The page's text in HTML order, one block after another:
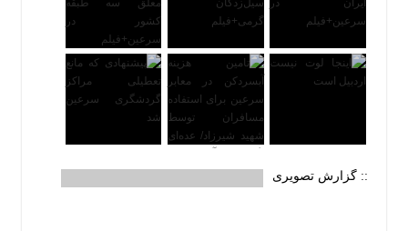
:: گزارش تصویری